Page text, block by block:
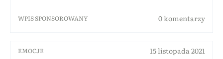
WPIS SPONSOROWANY 0 komentarzy
EMOCJE 15 listopada 2021